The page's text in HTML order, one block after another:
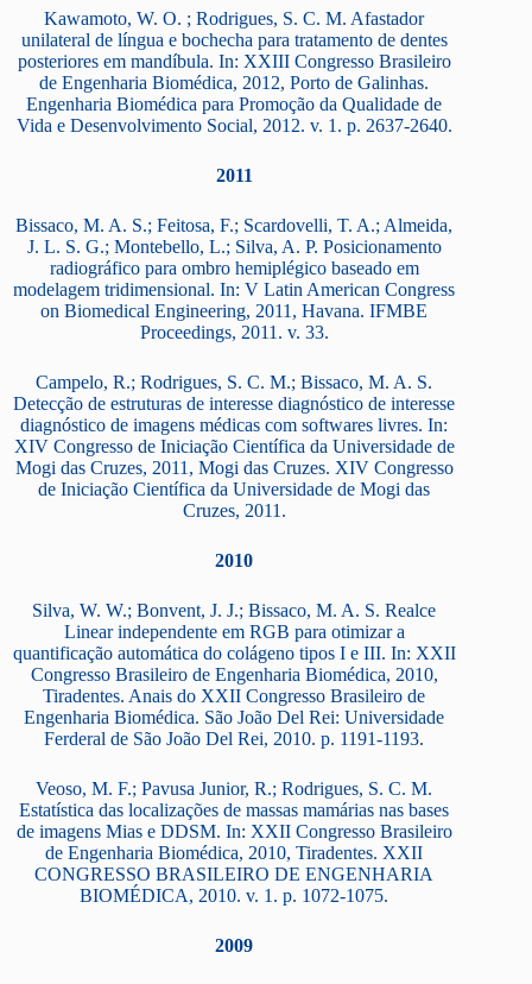
Kawamoto, W. O. ; Rodrigues, S. C. M. Afastador
unilateral de língua e bochecha para tratamento de dentes
posteriores em mandíbula. In: XXIII Congresso Brasileiro
de Engenharia Biomédica, 2012, Porto de Galinhas.
Engenharia Biomédica para Promoção da Qualidade de
Vida e Desenvolvimento Social, 2012. v. 1. p. 2637-2640.
2011
Bissaco, M. A. S.; Feitosa, F.; Scardovelli, T. A.; Almeida,
J. L. S. G.; Montebello, L.; Silva, A. P. Posicionamento
radiográfico para ombro hemiplégico baseado em
modelagem tridimensional. In: V Latin American Congress
on Biomedical Engineering, 2011, Havana. IFMBE
Proceedings, 2011. v. 33.
Campelo, R.; Rodrigues, S. C. M.; Bissaco, M. A. S.
Detecção de estruturas de interesse diagnóstico de interesse
diagnóstico de imagens médicas com softwares livres. In:
XIV Congresso de Iniciação Científica da Universidade de
Mogi das Cruzes, 2011, Mogi das Cruzes. XIV Congresso
de Iniciação Científica da Universidade de Mogi das
Cruzes, 2011.
2010
Silva, W. W.; Bonvent, J. J.; Bissaco, M. A. S. Realce
Linear independente em RGB para otimizar a
quantificação automática do colágeno tipos I e III. In: XXII
Congresso Brasileiro de Engenharia Biomédica, 2010,
Tiradentes. Anais do XXII Congresso Brasileiro de
Engenharia Biomédica. São João Del Rei: Universidade
Ferderal de São João Del Rei, 2010. p. 1191-1193.
Veoso, M. F.; Pavusa Junior, R.; Rodrigues, S. C. M.
Estatística das localizações de massas mamárias nas bases
de imagens Mias e DDSM. In: XXII Congresso Brasileiro
de Engenharia Biomédica, 2010, Tiradentes. XXII
CONGRESSO BRASILEIRO DE ENGENHARIA
BIOMÉDICA, 2010. v. 1. p. 1072-1075.
2009